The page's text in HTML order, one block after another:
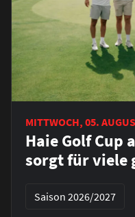
MITTWOCH, 05.
Haie Golf Cup
sorgt für viele
Saison 2026/2027